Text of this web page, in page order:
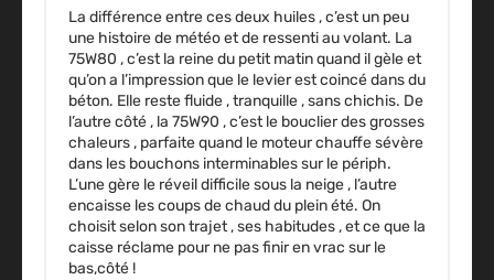
La différence entre ces deux huiles , c’est un peu
une histoire de météo et de ressenti au volant. La
75W80 , c’est la reine du petit matin quand il gèle et
qu’on a l’impression que le levier est coincé dans du
béton. Elle reste fluide , tranquille , sans chichis. De
l’autre côté , la 75W90 , c’est le bouclier des grosses
chaleurs , parfaite quand le moteur chauffe sévère
dans les bouchons interminables sur le périph.
L’une gère le réveil difficile sous la neige , l’autre
encaisse les coups de chaud du plein été. On
choisit selon son trajet , ses habitudes , et ce que la
caisse réclame pour ne pas finir en vrac sur le
bas,côté !